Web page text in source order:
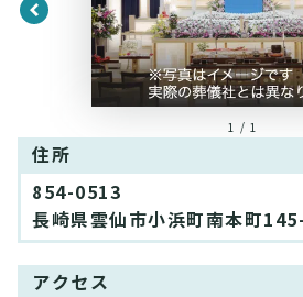
1 / 1
住所
854-0513
長崎県雲仙市小浜町南本町
アクセス